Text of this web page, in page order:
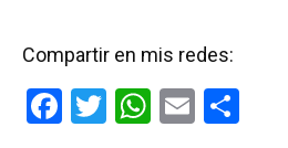
Compartir en mis redes:
F
T
W E